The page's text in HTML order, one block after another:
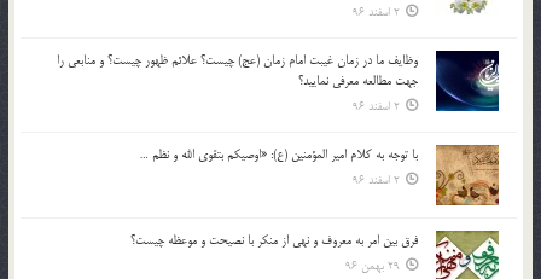
2 اسفند 96
وظايف ما در زمان غيبت امام زمان (عج) چيست؟ علائم ظهور چيست؟ و منابعي را
جهت مطالعه معرفي نماييد؟
2 اسفند 96
با توجه به كلام امير المؤمنين (ع): «اوصيكم بتقوي الله و نظم …
2 اسفند 96
فرق بين امر به معروف و نهي از منكر با نصيحت و موعظه چيست؟
29 بهمن 96